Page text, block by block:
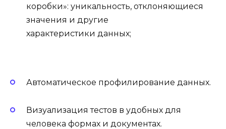
коробки»: уникальность, отклоняющиеся
значения и другие
характеристики данных;
Автоматическое профилирование данных.
Визуализация тестов в удобных для
человека формах и документах.